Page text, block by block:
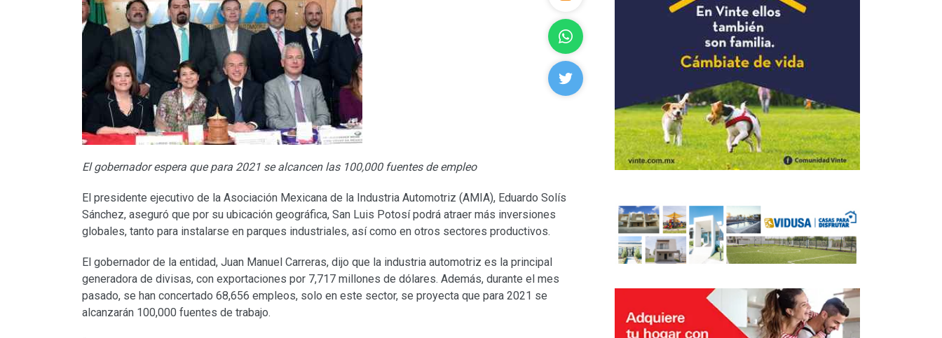
El gobernador espera que para 2021 se alcancen las 100,000 fuentes de empleo
El presidente ejecutivo de la Asociación Mexicana de la Industria Automotriz (AMIA), Eduardo Solís
Sánchez, aseguró que por su ubicación geográfica, San Luis Potosí podrá atraer más inversiones
globales, tanto para instalarse en parques industriales, así como en otros sectores productivos.
El gobernador de la entidad, Juan Manuel Carreras, dijo que la industria automotriz es la principal
generadora de divisas, con exportaciones por 7,717 millones de dólares. Además, durante el mes
pasado, se han concertado 68,656 empleos, solo en este sector, se proyecta que para 2021 se
alcanzarán 100,000 fuentes de trabajo.